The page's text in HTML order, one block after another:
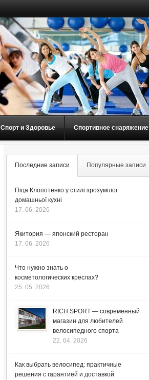
Спорт и Здоровье Спортивное снаряжение
Последние записи Популярные записи
Піца Клопотенко у стилі зрозумілої
домашньої кухні
17. 06. 2026
Якитория — японский ресторан
17. 06. 2026
Что нужно знать о
косметологических креслах?
25. 05. 2026
RICH SPORT — современный
магазин для любителей
велосипедного спорта
22. 04. 2026
Как выбрать велосипед: практичные
решения с гарантией и доставкой